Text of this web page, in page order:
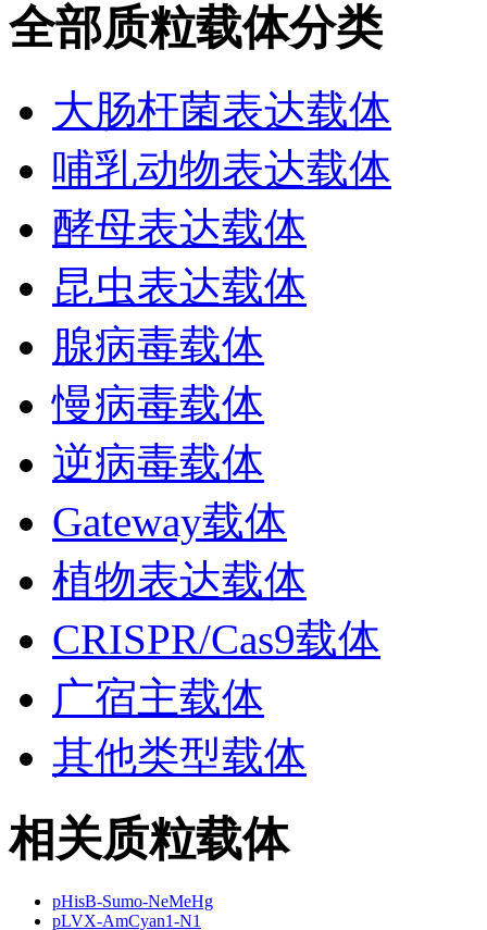
全部质粒载体分类
大肠杆菌表达载体
哺乳动物表达载体
酵母表达载体
昆虫表达载体
腺病毒载体
慢病毒载体
逆病毒载体
Gateway载体
植物表达载体
CRISPR/Cas9载体
广宿主载体
其他类型载体
相关质粒载体
pHisB-Sumo-NeMeHg
pLVX-AmCyan1-N1